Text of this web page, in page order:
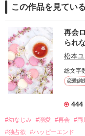
この作品を見てい
再会
られ
松本ユ
総文字
恋愛(純
444
#幼なじみ #溺愛 #再会 #両
#独占欲
#ハッピーエンド